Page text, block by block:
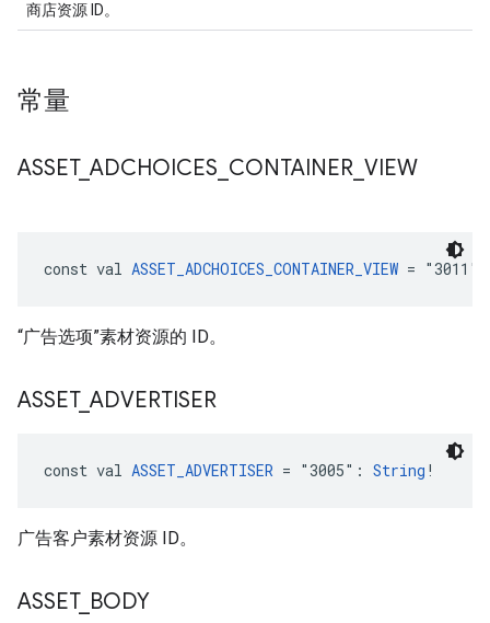
商店资源 ID。
常量
ASSET_ ADCHOICES CONTAINER VIEW
const val ASSET_ADCHOICES_CONTAINER_VIEW =
“广告选项”素材资源的 ID。
ASSET_ ADVERTISER
const val ASSET_ADVERTISER = "3005": String !
广告客户素材资源 ID。
ASSET_ BODY